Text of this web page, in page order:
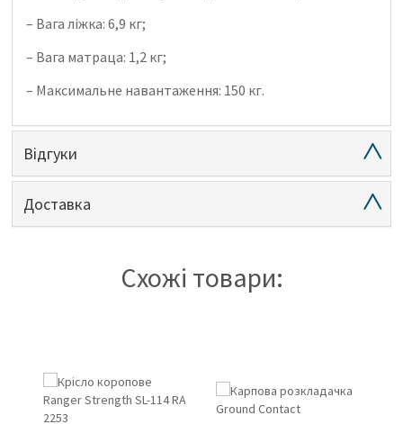
– Вага ліжка: 6,9 кг;
– Вага матраца: 1,2 кг;
– Максимальне навантаження: 150 кг.
Відгуки
Доставка
Схожі товари: